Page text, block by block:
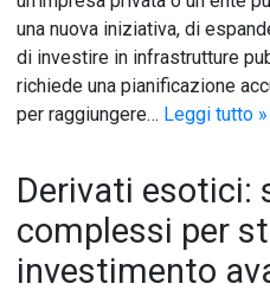
una nuova iniziativa, di
di investire in infrastrutture
richiede una pianificazione
per raggiungere… Leggi tutto »
Derivati esotici:
complessi per
investimento